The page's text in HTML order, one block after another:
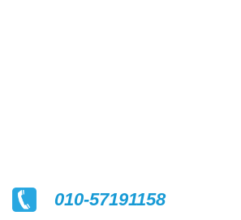
010-57191158